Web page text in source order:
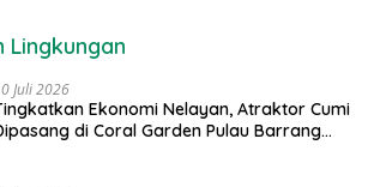
Lingkungan
Juli 2026
Ekonomi Nelayan, Atraktor Cumi
di Coral Garden Pulau Barrang